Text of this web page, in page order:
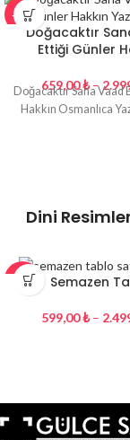
-27%
Doğacaktır
Ettiği Günler
659,00₺–
Doğacaktır Sana Vaad
Hakkın Osmanlıca
Dini
-26% Semazen
599,00₺ –